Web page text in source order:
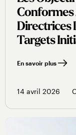
Conformes
Directrices
Targets
En savoir plus
14 avril 2026